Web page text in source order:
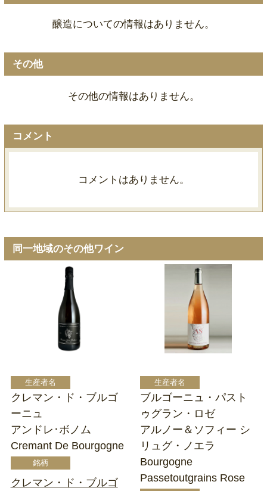
醸造についての情報はありません。
その他
その他の情報はありません。
コメント
コメントはありません。
同一地域のその他ワイン
クレマン・ド・ブルゴ
ーニュ
アンドレ･ボノム
Cremant De Bourgogne
クレマン・ド・ブルゴ
ブルゴーニュ・パスト
ゥグラン・ロゼ
アルノー＆ソフィー シ
リュグ・ノエラ
Bourgogne
Passetoutgrains Rose